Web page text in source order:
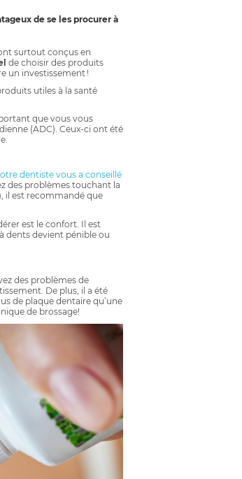
de se les procurer à
surtout conçus en
de choisir des produits
un investissement !
utiles à la santé
que vous vous
(ADC). Ceux-ci ont été
dentiste vous a conseillé
des problèmes touchant la
il est recommandé que
est le confort. Il est
dents devient pénible ou
des problèmes de
De plus, il a été
de plaque dentaire qu’une
de brossage!